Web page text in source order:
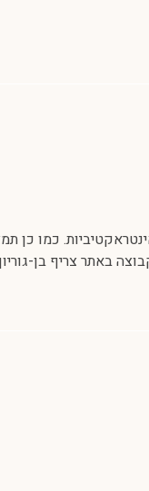
כמו כן
באתר צריף בן-